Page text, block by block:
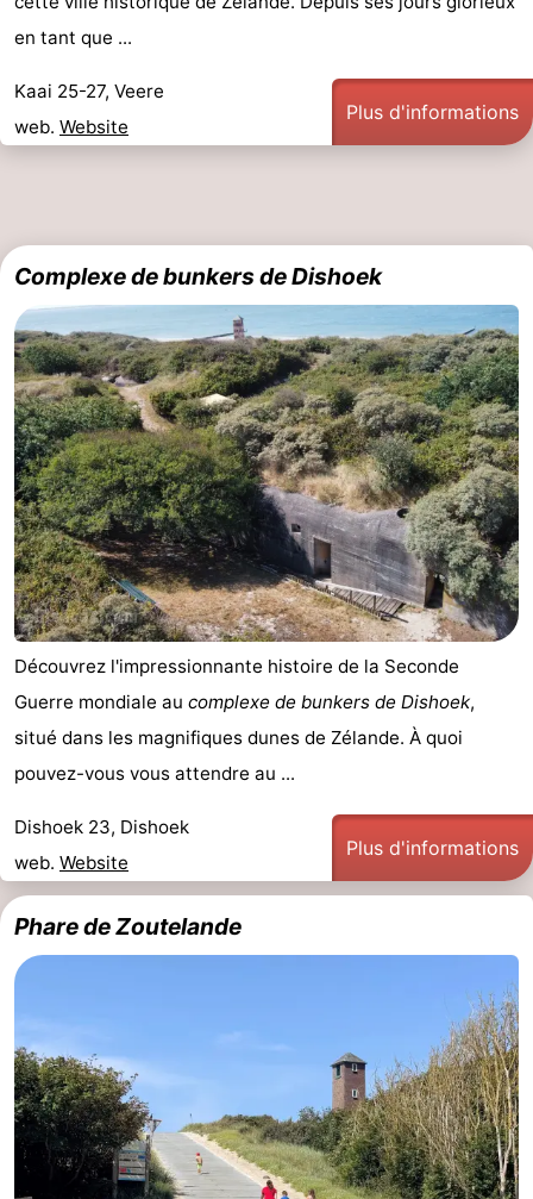
en tant que ...
Kaai 25-27, Veere
web. Website
Plus d'informations
Complexe de bunkers de Dishoek
Découvrez l'impressionnante histoire de la Seconde
Guerre mondiale au complexe de bunkers de Dishoek,
situé dans les magnifiques dunes de Zélande. À quoi
pouvez-vous vous attendre au ...
Dishoek 23, Dishoek
web. Website
Plus d'informations
Phare de Zoutelande